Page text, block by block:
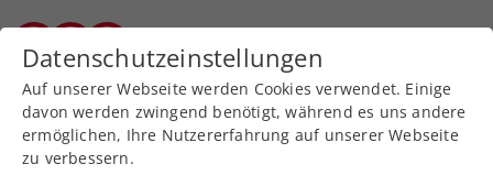
Zurück zur Newsübersicht
Turniere
Datenschutzeinstellungen
Auf unserer Webseite werden Cookies verwendet. Einige
davon werden zwingend benötigt, während es uns andere
ermöglichen, Ihre Nutzererfahrung auf unserer Webseite
zu verbessern.